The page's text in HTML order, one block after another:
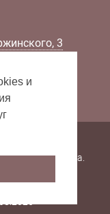
3
88
библиотека.
и